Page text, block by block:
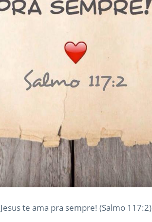
Jesus te ama pra sempre! (Salmo 117:2)